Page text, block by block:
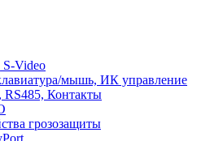
S-Video
мышь, ИК управление
RS485, Контакты
грозозащиты